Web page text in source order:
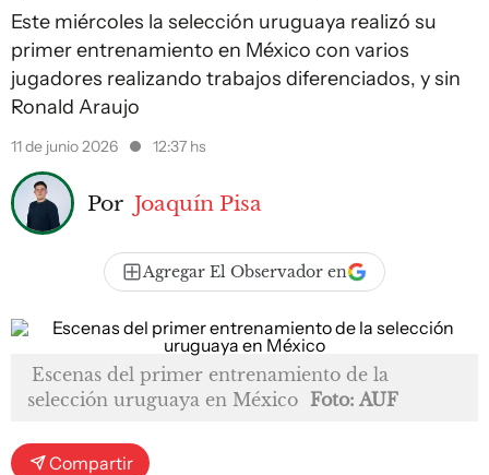
Este miércoles la selección uruguaya realizó su
primer entrenamiento en México con varios
jugadores realizando trabajos diferenciados, y sin
Ronald Araujo
11 de junio 2026 12:37 hs
Por Joaquín Pisa
Agregar El Observador en
Escenas del primer entrenamiento de la
selección uruguaya en México Foto: AUF
Compartir